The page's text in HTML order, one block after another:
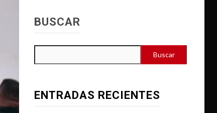
BUSCAR
Buscar
ENTRADAS RECIENTES